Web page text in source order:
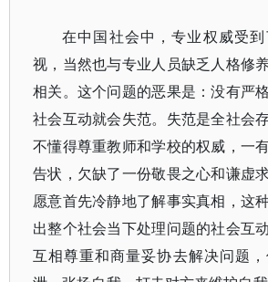
在中国社会中，专业权威受
视，当然也与专业人员缺乏人格修
相关。这个问题的恶果是：没有严
社会互动就会失范。失范是全社会
不懂得尊重教师和学校的权威，一
告状，欠缺了一份敬畏之心和谦虚
愿意首先冷静地了解事实真相，这
出整个社会当下处理问题的社会互
互相尊重和商量妥协去解决问题